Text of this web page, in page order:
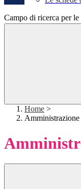
Campo di ricerca per
Home >
Amministrazione